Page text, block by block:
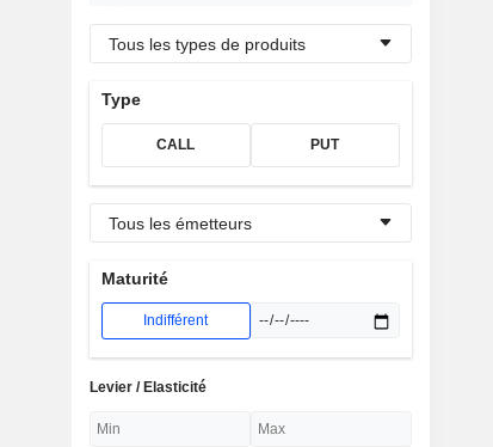
Tous les types de produits
Type
CALL PUT
Tous les émetteurs
Maturité
Indifférent
Levier / Elasticité